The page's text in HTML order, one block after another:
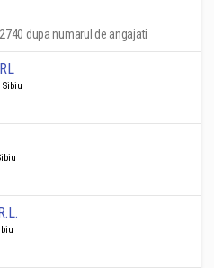
dupa numarul de angajati
Sibiu